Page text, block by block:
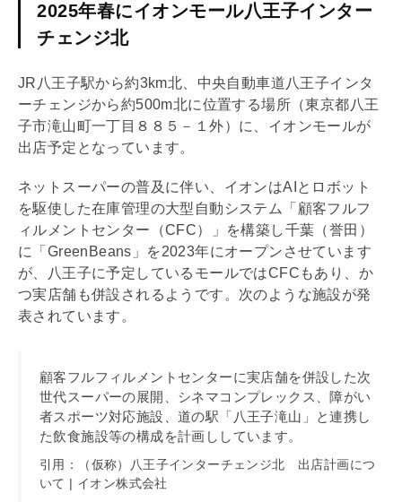
2025年春にイオンモール八王子インター
チェンジ北
JR八王子駅から約3km北、中央自動車道八王子インタ
ーチェンジから約500m北に位置する場所（東京都八王
子市滝山町一丁目８８５－１外）に、イオンモールが
出店予定となっています。
ネットスーパーの普及に伴い、イオンはAIとロボット
を駆使した在庫管理の大型自動システム「顧客フルフ
ィルメントセンター（CFC）」を構築し千葉（誉田）
に「GreenBeans」を2023年にオープンさせています
が、八王子に予定しているモールではCFCもあり、か
つ実店舗も併設されるようです。次のような施設が発
表されています。
顧客フルフィルメントセンターに実店舗を併設した次
世代スーパーの展開、シネマコンプレックス、障がい
者スポーツ対応施設、道の駅「八王子滝山」と連携し
た飲食施設等の構成を計画ししています。
引用：（仮称）八王子インターチェンジ北 出店計画につ
いて | イオン株式会社